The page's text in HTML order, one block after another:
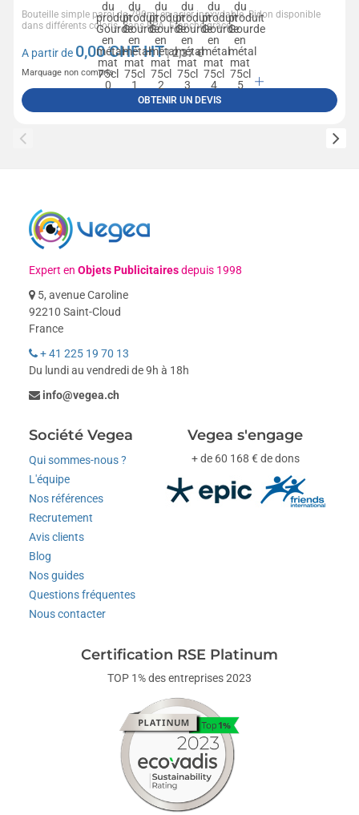
Bouteille simple paroi de 790ml en acier inoxydable. Bidon disponible
dans différents coloris. Sans BPA. Etanche grâce...
A partir de 0,00CHF HT| 2,37 €
Marquage non compris
OBTENIR UN DEVIS
Expert enObjets Publicitairesdepuis 1998
5, avenue Caroline
92210 Saint-Cloud
France
+ 41 225 19 70 13
Du lundi au vendredi de 9h à 18h
info@vegea.ch
Société Vegea
Qui sommes-nous ?
L'équipe
Nos références
Recrutement
Avis clients
Blog
Nos guides
Questions fréquentes
Nous contacter
Vegea s'engage
+ de 60 168 € de dons
Certification RSE Platinum
TOP 1% des entreprises 2023